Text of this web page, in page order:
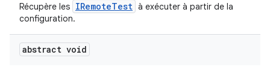
Récupère les IRemoteTest à exécuter à partir de la
configuration.
abstract void